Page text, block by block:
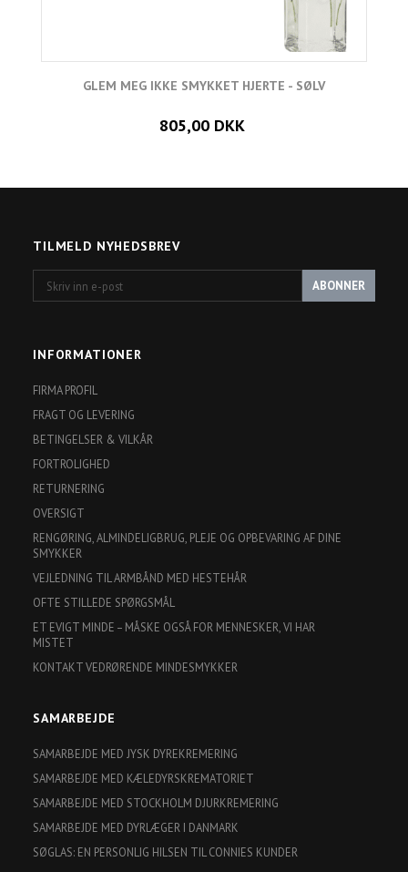
GLEM MEG IKKE SMYKKET HJERTE - SØLV
805,00 DKK
TILMELD NYHEDSBREV
ABONNER
INFORMATIONER
FIRMA PROFIL
FRAGT OG LEVERING
BETINGELSER & VILKÅR
FORTROLIGHED
RETURNERING
OVERSIGT
RENGØRING, ALMINDELIGBRUG, PLEJE OG OPBEVARING AF DINE
SMYKKER
VEJLEDNING TIL ARMBÅND MED HESTEHÅR
OFTE STILLEDE SPØRGSMÅL
ET EVIGT MINDE – MÅSKE OGSÅ FOR MENNESKER, VI HAR
MISTET
KONTAKT VEDRØRENDE MINDESMYKKER
SAMARBEJDE
SAMARBEJDE MED JYSK DYREKREMERING
SAMARBEJDE MED KÆLEDYRSKREMATORIET
SAMARBEJDE MED STOCKHOLM DJURKREMERING
SAMARBEJDE MED DYRLÆGER I DANMARK
SØGLAS: EN PERSONLIG HILSEN TIL CONNIES KUNDER